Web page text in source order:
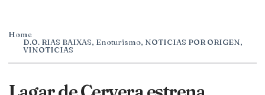
Home
D.O. RIAS BAIXAS, Enoturismo, NOTICIAS POR ORIGEN,
VINOTICIAS